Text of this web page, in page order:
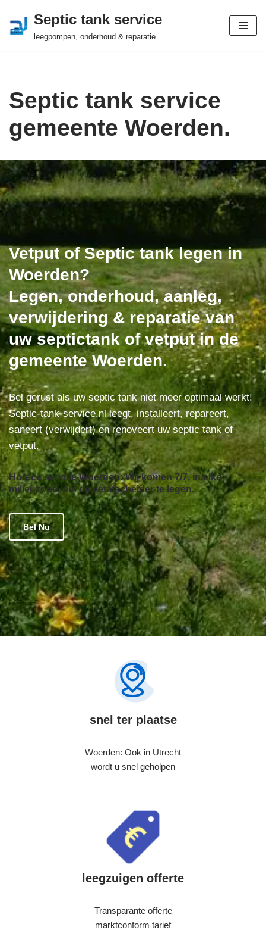
Ga
Septic tank service
leegpompen, onderhoud & reparatie
Septic tank service
gemeente Woerden.
Vetput of Septic tank legen in
Woerden?
Legen, onderhoud, aanleg,
verwijdering & reparatie van
uw septictank of vetput in de
gemeente Woerden.
Bel gerust als uw septic tank niet meer optimaal werkt!
Septic-tank-service.nl leegt, installeert, repareert,
saneert (verwijdert) en renoveert uw septic tank of
vetput.
Horeca service Woerden: Wij komen 7/7, in elke
milieuzone, om de vetafscheider te legen.
Bel Nu
snel ter plaatse
Woerden: Ook in Utrecht
wordt u snel geholpen
leegzuigen offerte
Transparante offerte
marktconform tarief